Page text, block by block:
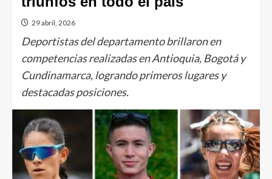
29 abril, 2026
Deportistas del departamento brillaron en
competencias realizadas en Antioquia, Bogotá y
Cundinamarca, logrando primeros lugares y
destacadas posiciones.